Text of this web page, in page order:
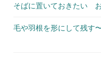
そばに置いておきたい
毛や羽根を形にして残す